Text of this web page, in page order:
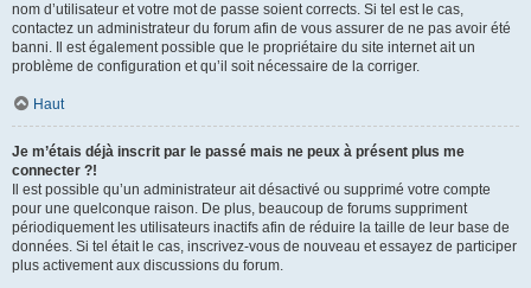
nom d’utilisateur et votre mot de passe soient corrects. Si tel est le cas,
contactez un administrateur du forum afin de vous assurer de ne pas avoir été
banni. Il est également possible que le propriétaire du site internet ait un
problème de configuration et qu’il soit nécessaire de la corriger.
Haut
Je m’étais déjà inscrit par le passé mais ne peux à présent plus me
connecter ?!
Il est possible qu’un administrateur ait désactivé ou supprimé votre compte
pour une quelconque raison. De plus, beaucoup de forums suppriment
périodiquement les utilisateurs inactifs afin de réduire la taille de leur base de
données. Si tel était le cas, inscrivez-vous de nouveau et essayez de participer
plus activement aux discussions du forum.